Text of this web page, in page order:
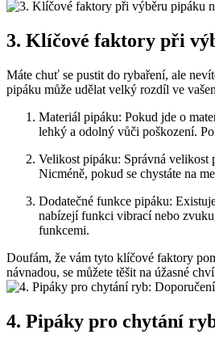
3. Klíčové faktory při
Máte chuť se ‍pustit do rybaření, ale
pipáku může‍ udělat velký rozdíl ve
Materiál pipáku: Pokud jde o
lehký a odolný vůči poškození.
Velikost ‌pipáku: Správná velikost
Nicméně, ⁢pokud se ⁤chystáte na
Dodatečné funkce pipáku:
nabízejí funkci⁣ vibrací nebo
funkcemi.
Doufám, že vám tyto klíčové ⁣faktory
návnadou, se můžete těšit na úžasné
4. Pipáky pro chytání